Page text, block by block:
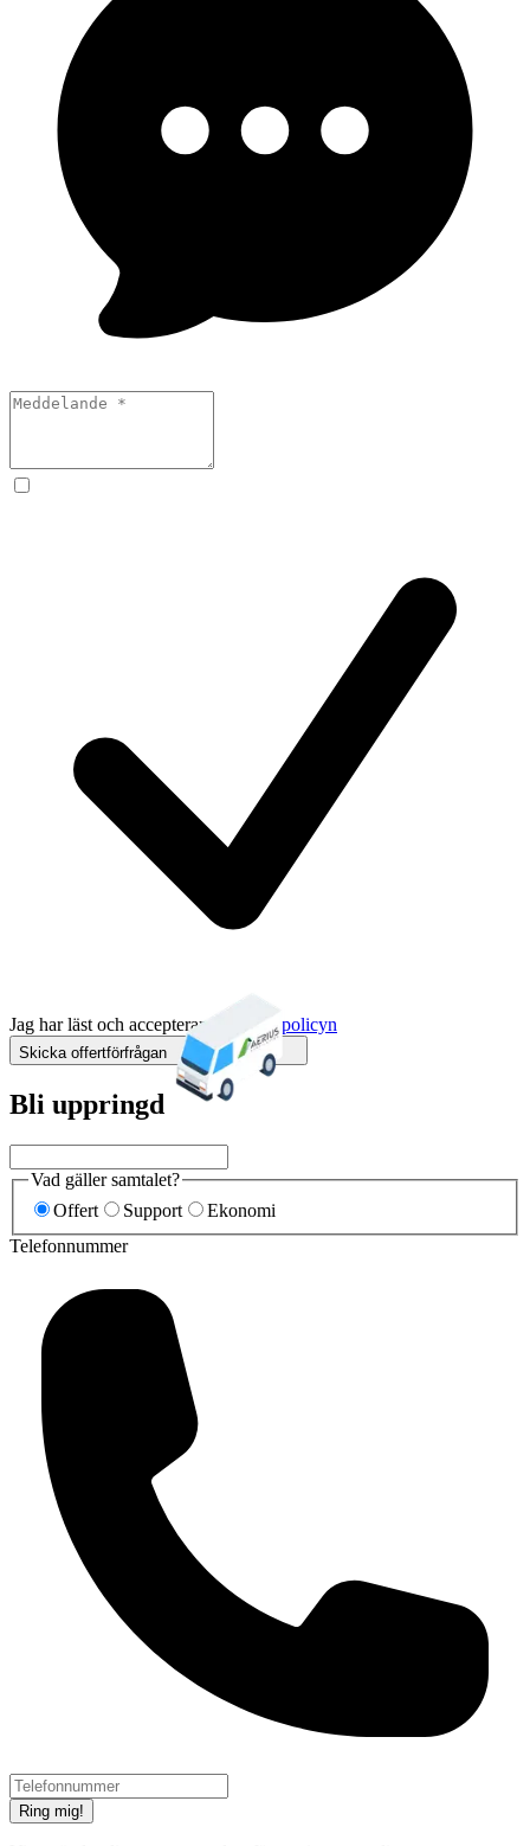
Jag har läst och accepterar integritetspolicyn
Skicka offertförfrågan
Bli uppringd
Vad gäller samtalet?
Offert
Support
Ekonomi
Telefonnummer
Ring mig!